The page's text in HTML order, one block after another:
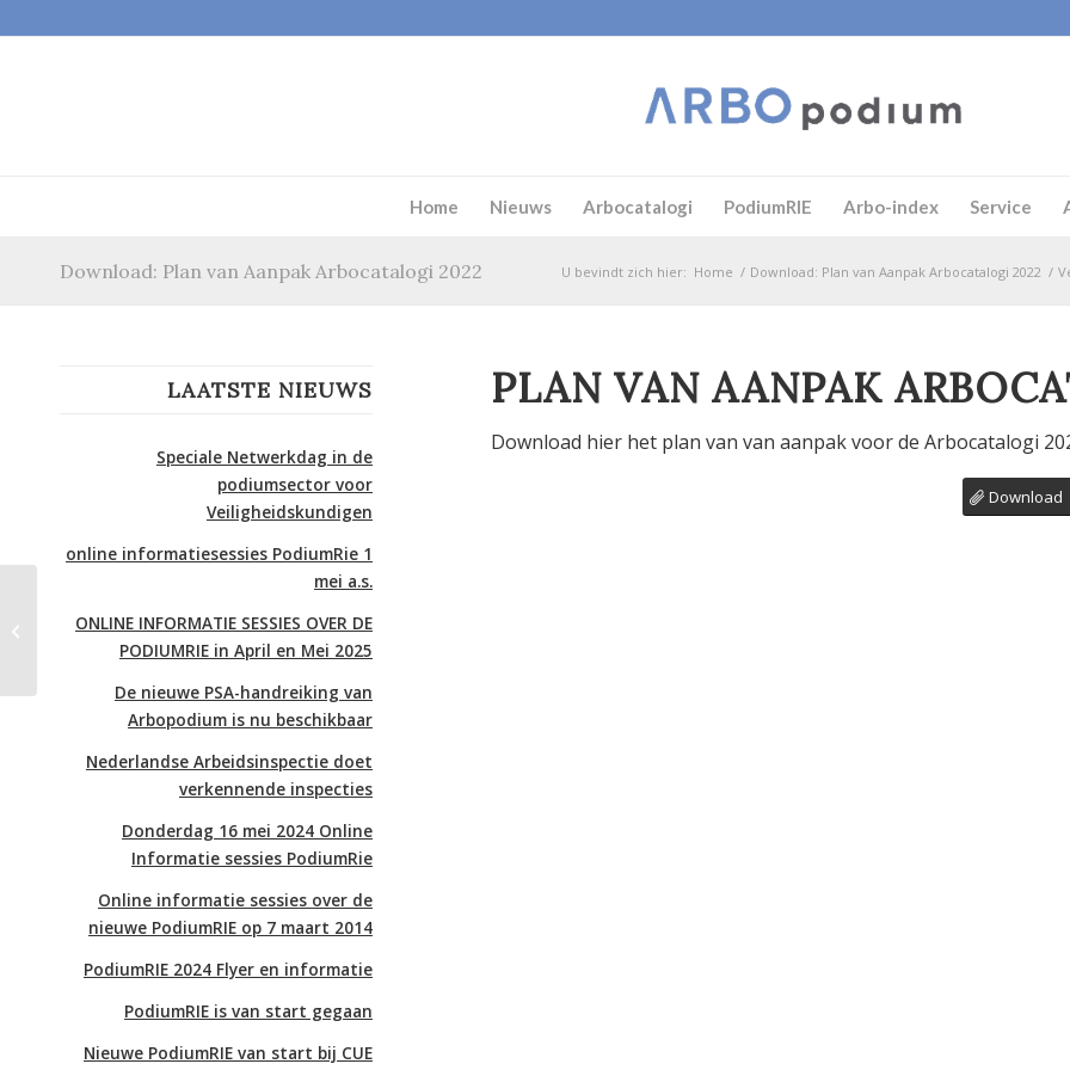
Home Nieuws Arbocatalogi PodiumRIE Arbo-index Service
Download: Plan van Aanpak Arbocatalogi 2022 U bevindt zich hier: Home / Download: Plan van Aanpak Arbocatalogi 2022 /
PLAN VAN AANPAK
Download hier het plan van van aanpak voor de Arbocatalogi
Download
LAATSTE NIEUWS
Speciale Netwerkdag in de
podiumsector voor
Veiligheidskundigen
online informatiesessies PodiumRie 1
mei a.s.
ONLINE INFORMATIE SESSIES OVER DE
PODIUMRIE in April en Mei 2025
De nieuwe PSA-handreiking van
Arbopodium is nu beschikbaar
Nederlandse Arbeidsinspectie doet
verkennende inspecties
Donderdag 16 mei 2024 Online
Informatie sessies PodiumRie
Online informatie sessies over de
nieuwe PodiumRIE op 7 maart 2014
PodiumRIE 2024 Flyer en informatie
PodiumRIE is van start gegaan
Nieuwe PodiumRIE van start bij CUE
Arbocatalogus Podiumkunsten